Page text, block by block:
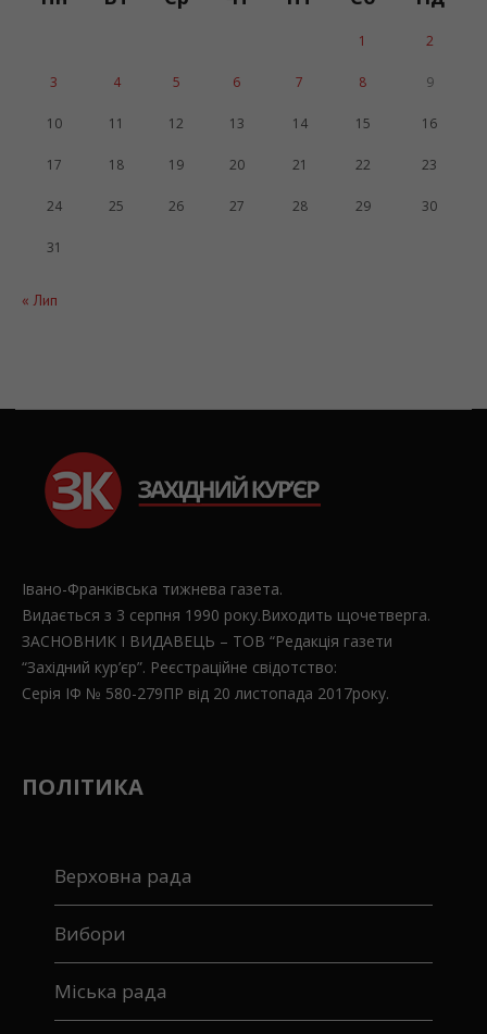
« Лип
1 2
3 4 5 6 7 8 9
10 11 12 13 14 15 16
17 18 19 20 21 22 23
24 25 26 27 28 29 30
31
Івано-Франківська тижнева газета.
Видається з 3 серпня 1990 року.Виходить щочетверга.
ЗАСНОВНИК І ВИДАВЕЦЬ – ТОВ “Редакція газети
“Західний кур’єр”. Реєстраційне свідотство:
Серія ІФ № 580-279ПР від 20 листопада 2017року.
ПОЛІТИКА
Верховна рада
Вибори
Міська рада